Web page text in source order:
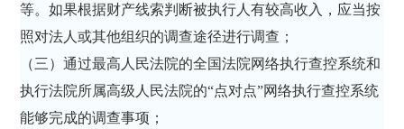
等。如果根据财产线索判断被执行人有较高收入，应当按
照对法人或其他组织的调查途径进行调查；
（三）通过最高人民法院的全国法院网络执行查控系统和
执行法院所属高级人民法院的“点对点”网络执行查控系统
能够完成的调查事项；